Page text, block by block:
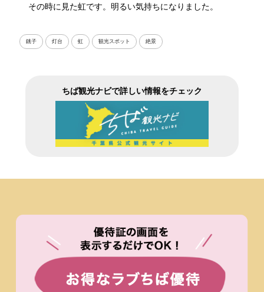
その時に見た虹です。明るい気持ちになりました。
銚子 灯台 虹 観光スポット 絶景
ちば観光ナビで詳しい情報をチェック